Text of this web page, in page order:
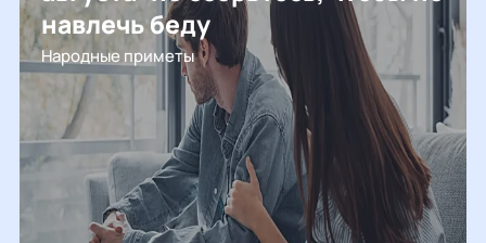
навлечь беду
Народные приметы